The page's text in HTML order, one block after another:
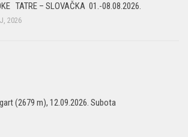
TATRE – SLOVAČKA 01.-08.08.2026.
2026
(2679 m), 12.09.2026. Subota